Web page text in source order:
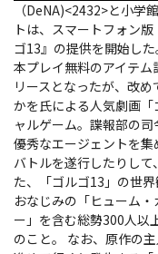
（DeNA)<2432>と小学
トは、スマートフォン
ゴ13』の提供を開始し
本プレイ無料のアイテ
リースとなったが、改め
かを氏による人気劇画
ャルゲーム。諜報部の
優秀なエージェントを
バトルを遂行したりして
た、「ゴルゴ13」の世
おなじみの「ヒューム
ー」を含む総勢300人以
のこと。 なお、原作の